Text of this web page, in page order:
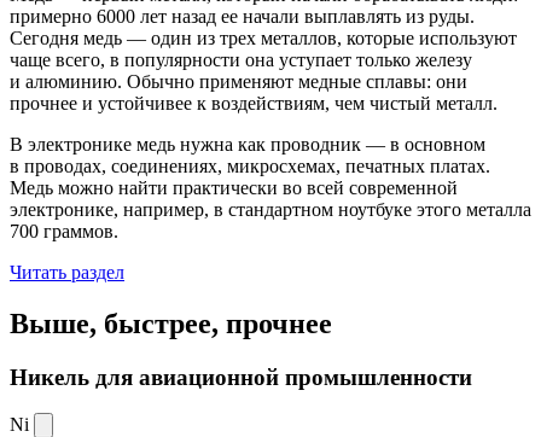
примерно 6000 лет назад ее начали выплавлять из руды.
Сегодня медь — один из трех металлов, которые используют
чаще всего, в популярности она уступает только железу
и алюминию. Обычно применяют медные сплавы: они
прочнее и устойчивее к воздействиям, чем чистый металл.
В электронике медь нужна как проводник — в основном
в проводах, соединениях, микросхемах, печатных платах.
Медь можно найти практически во всей современной
электронике, например, в стандартном ноутбуке этого металла
700 граммов.
Читать раздел
Выше, быстрее, прочнее
Никель для авиационной промышленности
Ni